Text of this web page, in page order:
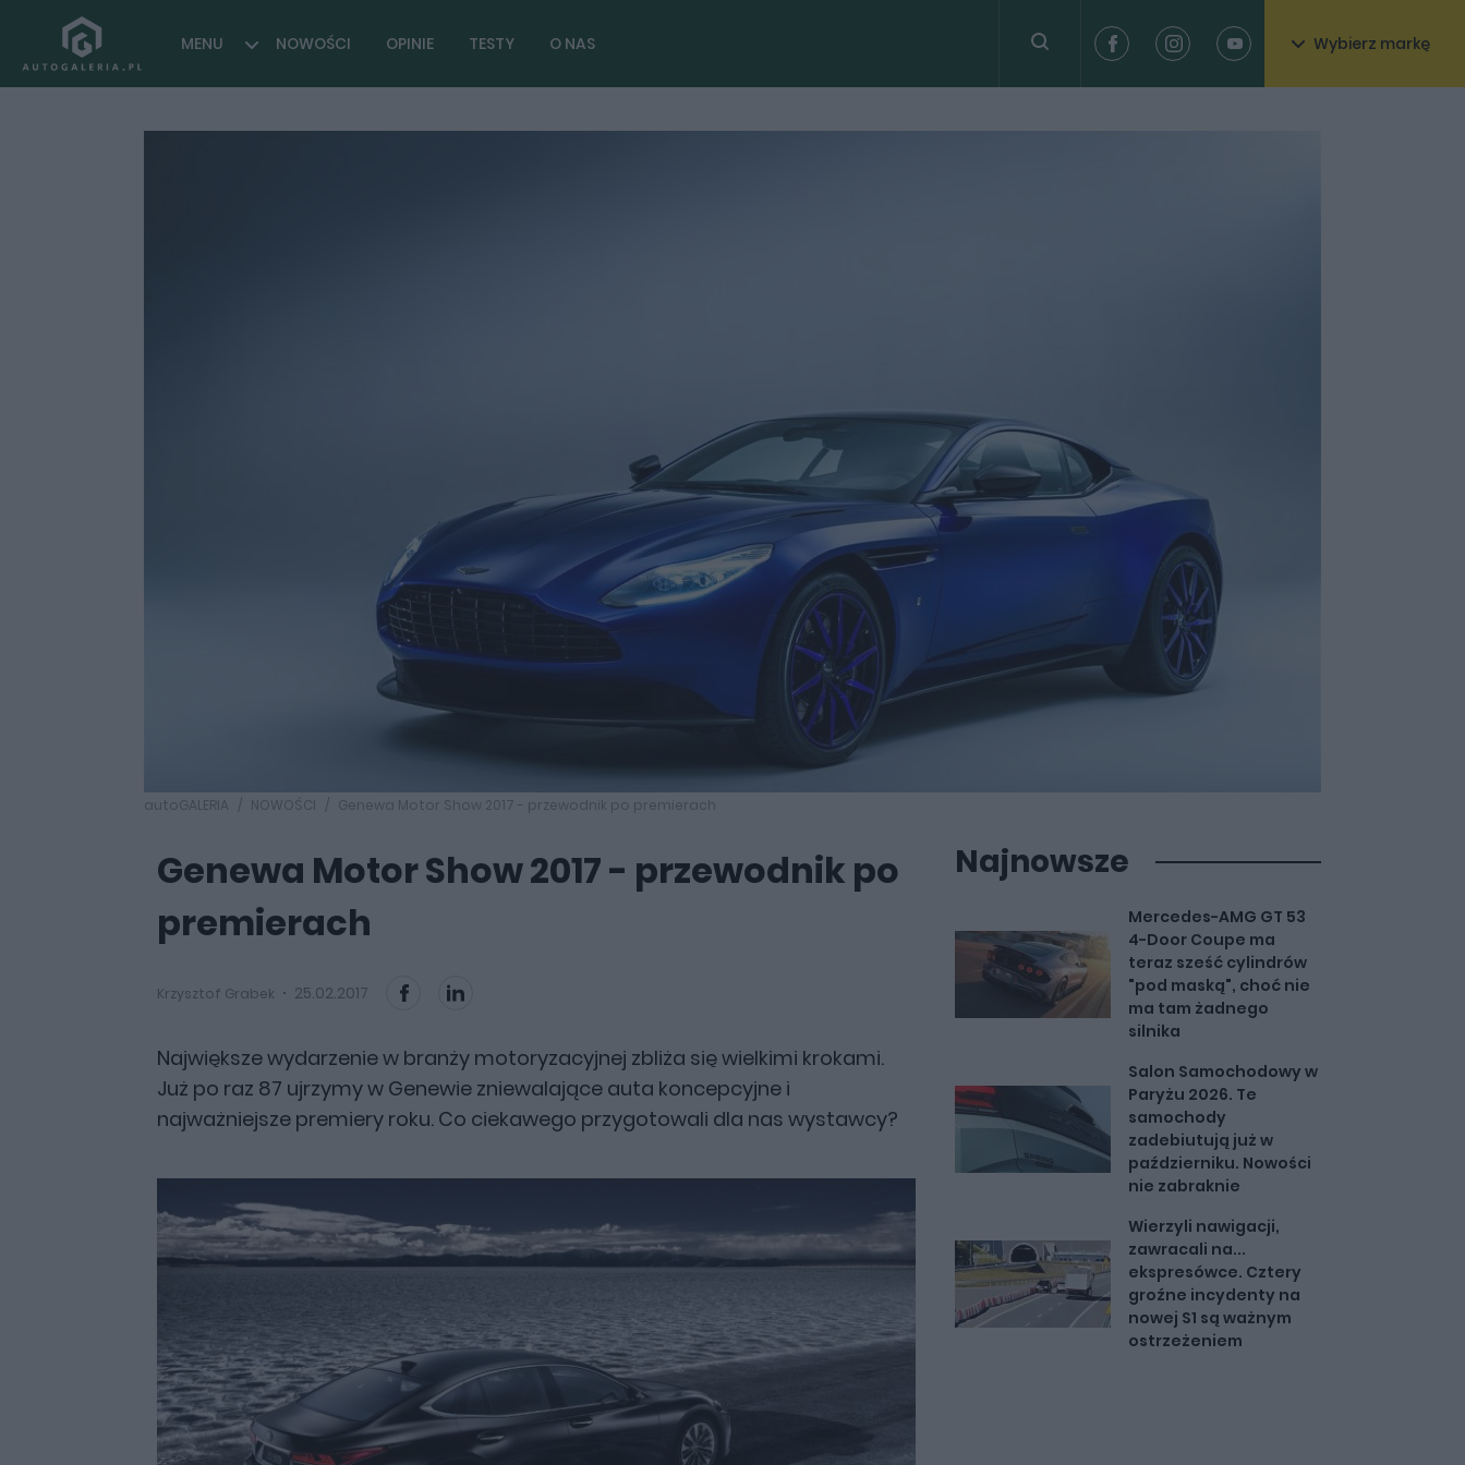
MENU NOWOŚCI OPINIE TESTY O NAS Wybierz markę
autoGALERIA NOWOŚCI Genewa Motor Show 2017 - przewodnik po premierach
Genewa Motor Show 2017 - przewodnik po
premierach
Krzysztof Grabek 25.02.2017
Największe wydarzenie w branży motoryzacyjnej zbliża się wielkimi krokami.
Już po raz 87 ujrzymy w Genewie zniewalające auta koncepcyjne i
najważniejsze premiery roku. Co ciekawego przygotowali dla nas wystawcy?
Najnowsze
Mercedes-AMG GT 53
4-Door Coupe ma
teraz sześć cylindrów
"pod maską", choć nie
ma tam żadnego
silnika
Salon Samochodowy w
Paryżu 2026. Te
samochody
zadebiutują już w
październiku. Nowości
nie zabraknie
Wierzyli nawigacji,
zawracali na...
ekspresówce. Cztery
groźne incydenty na
nowej S1 są ważnym
ostrzeżeniem